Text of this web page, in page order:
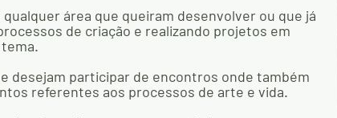
qualquer área que queiram desenvolver ou que já
de criação e realizando projetos em
desejam participar de encontros onde também
referentes aos processos de arte e vida.